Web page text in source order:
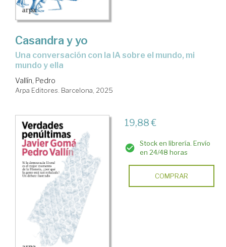
Casandra y yo
Una conversación con la IA sobre el mundo, mi
mundo y ella
Vallín, Pedro
Arpa Editores. Barcelona, 2025
19,88 €
Stock en librería. Envío
en 24/48 horas
COMPRAR